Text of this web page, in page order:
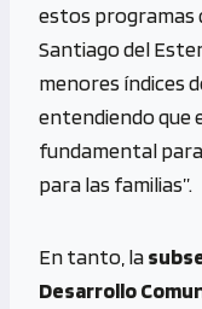
estos programas
Santiago del
menores índices
entendiendo que
fundamental
para las familias”.
En tanto, la
Desarrollo